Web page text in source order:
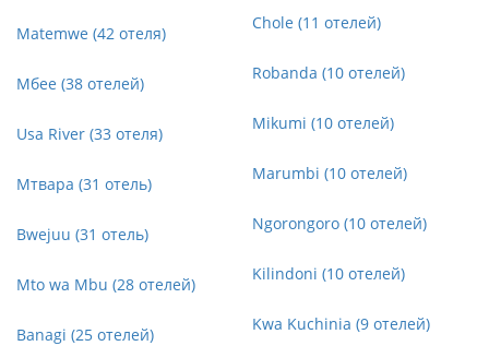
Matemwe (42 отеля)
Мбее (38 отелей)
Usa River (33 отеля)
Мтвара (31 отель)
Bwejuu (31 отель)
Mto wa Mbu (28 отелей)
Banagi (25 отелей)
Chole (11 отелей)
Robanda (10 отелей)
Mikumi (10 отелей)
Marumbi (10 отелей)
Ngorongoro (10 отелей)
Kilindoni (10 отелей)
Kwa Kuchinia (9 отелей)